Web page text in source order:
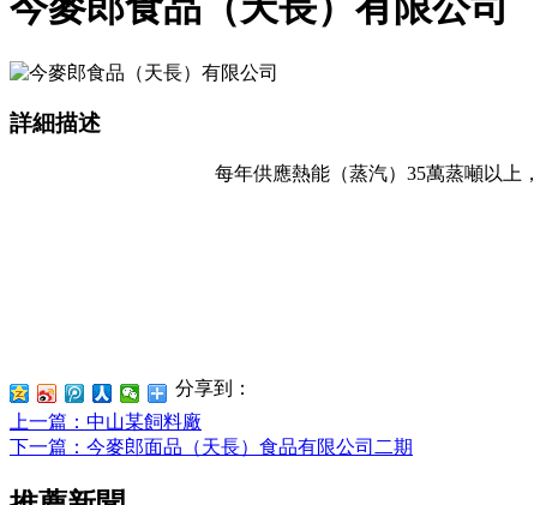
詳細描述
每年供應熱能（蒸汽） 35萬蒸噸 以上，
分享到：
上一篇 ：中山某飼料廠
下一篇 ：今麥郎面品（天長）食品有限公司二期